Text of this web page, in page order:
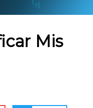
Mis